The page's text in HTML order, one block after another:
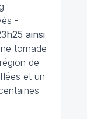
-
ainsi
tornade
de
et un